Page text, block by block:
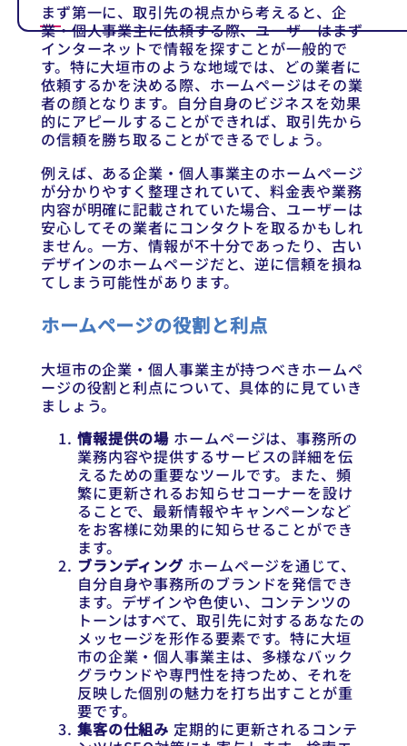
まず第一に、取引先の視点から考えると、企
業・個人事業主に依頼する際、ユーザーはまず
インターネットで情報を探すことが一般的で
す。特に大垣市のような地域では、どの業者に
依頼するかを決める際、ホームページはその業
者の顔となります。自分自身のビジネスを効果
的にアピールすることができれば、取引先から
の信頼を勝ち取ることができるでしょう。
例えば、ある企業・個人事業主のホームページ
が分かりやすく整理されていて、料金表や業務
内容が明確に記載されていた場合、ユーザーは
安心してその業者にコンタクトを取るかもしれ
ません。一方、情報が不十分であったり、古い
デザインのホームページだと、逆に信頼を損ね
てしまう可能性があります。
ホームページの役割と利点
大垣市の企業・個人事業主が持つべきホームペ
ージの役割と利点について、具体的に見ていき
ましょう。
情報提供の場 ホームページは、事務所の
業務内容や提供するサービスの詳細を伝
えるための重要なツールです。また、頻
繁に更新されるお知らせコーナーを設け
ることで、最新情報やキャンペーンなど
をお客様に効果的に知らせることができ
ます。
ブランディング ホームページを通じて、
自分自身や事務所のブランドを発信でき
ます。デザインや色使い、コンテンツの
トーンはすべて、取引先に対するあなたの
メッセージを形作る要素です。特に大垣
市の企業・個人事業主は、多様なバック
グラウンドや専門性を持つため、それを
反映した個別の魅力を打ち出すことが重
要です。
集客の仕組み 定期的に更新されるコンテ